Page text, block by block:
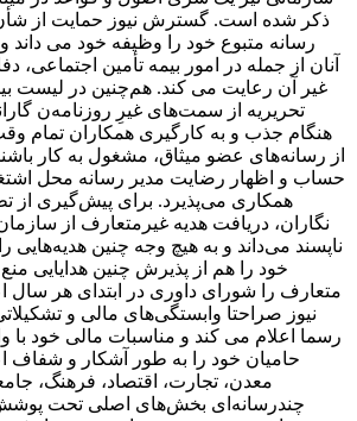
ذکر شده است. گسترش نیوز حمایت از
رسانه متبوع خود را وظیفه خود می
آنان از جمله در امور بیمه تأمین اجتماعی،
غیر آن رعایت می کند. هم‌چنین در لیست
تحریریه از سمت‌های غیرِ روزنامه‌ن
هنگام جذب و به کارگیری همکاران تمام
از رسانه‌های عضو میثاق، مشغول به کار
حساب و اظهار رضایت مدیر رسانه محل
همکاری می‌پذیرد. برای پیش‌گیری از
‌نگاران، دریافت هدیه غیرمتعارف از
ناپسند می‌داند و به ‌هیچ ‌وجه چنین هدیه‌هایی
خود را هم از پذیرش چنین هدایایی
متعارف را شورای داوری در ابتدای هر
نیوز صراحتا وابستگی‌های مالی و
رسما اعلام می کند و مناسبات مالی خود با
حامیان خود را به ‌طور آشکار و شفاف
معدن، تجارت، اقتصاد، فرهنگ،
چندرسانه‌ای بخش‌های اصلی تحت